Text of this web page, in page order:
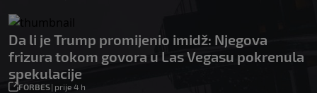
Da li je Trump promijenio imidž: Njegova
frizura tokom govora u Las Vegasu pokrenula
spekulacije
FORBES| prije 4 h